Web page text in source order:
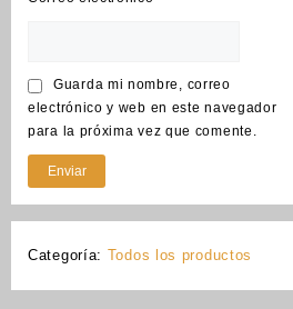
Guarda mi nombre, correo
electrónico y web en este navegador
para la próxima vez que comente.
Categoría: Todos los productos